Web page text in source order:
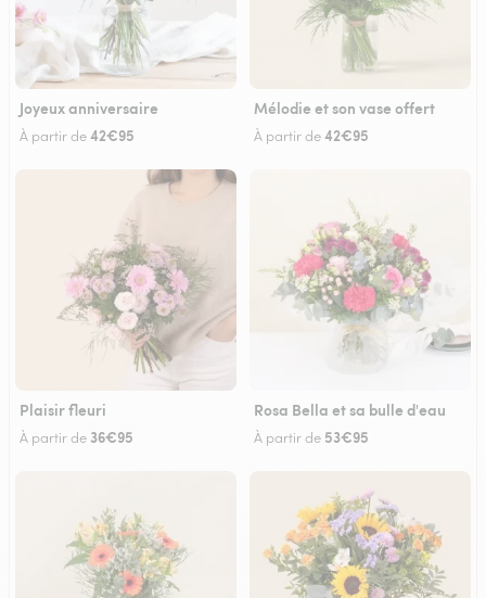
Joyeux anniversaire
À partir de42€95
Mélodie et son vase offert
À partir de42€95
Plaisir fleuri
À partir de 36€95
Rosa Bella et sa bulle d'eau
À partir de 53€95